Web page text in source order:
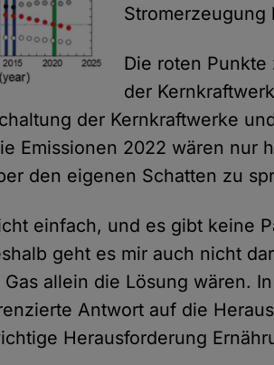
Stromerzeugung
Die roten
der
der Kernkraftwerke
Emissionen 2022 wären nur
den eigenen Schatten zu
einfach, und es gibt keine
geht es mir auch nicht
Gas allein die Lösung wären.
Antwort auf die
Herausforderung